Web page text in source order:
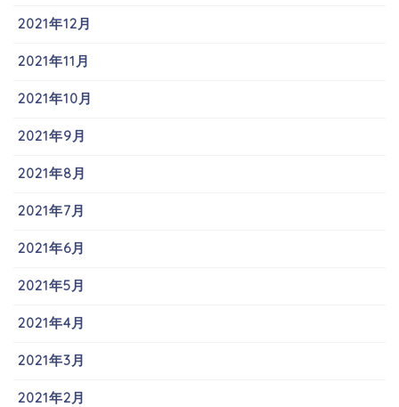
2021年12月
2021年11月
2021年10月
2021年9月
2021年8月
2021年7月
2021年6月
2021年5月
2021年4月
2021年3月
2021年2月